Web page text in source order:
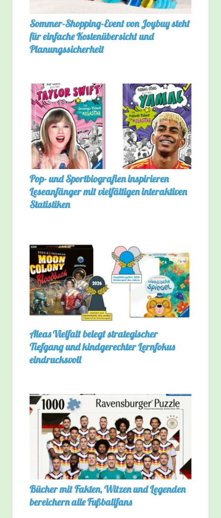
Sommer-Shopping-Event von Joybuy steht
für einfache Kostenübersicht und
Planungssicherheit
Pop- und Sportbiografien inspirieren
Leseanfänger mit vielfältigen interaktiven
Statistiken
Aleas Vielfalt belegt strategischer
Tiefgang und kindgerechter Lernfokus
eindrucksvoll
Bücher mit Fakten, Witzen und Legenden
bereichern alle Fußballfans